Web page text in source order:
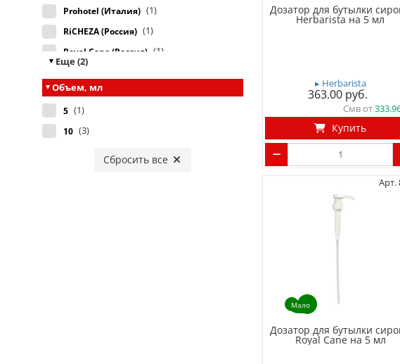
Дозатор для бутылки
Herbarista на 5 мл
▸ Herbarista
363.00
Смв от
Купить
Арт.
Мало
Дозатор для бутылки
Royal Cane на 5 мл
Prohotel (Италия) (1)
RiCHEZA (Россия) (1)
Royal Cane (Россия) (1)
WTS?! (Россия)
Мамин рецепт (Россия)
Еще (2)
Объем, мл
5 (1)
10 (3)
Сбросить все